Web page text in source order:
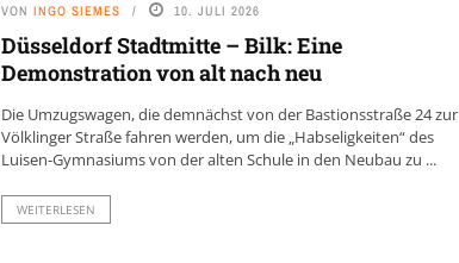
VON INGO SIEMES 10. JULI 2026
Düsseldorf Stadtmitte – Bilk: Eine
Demonstration von alt nach neu
Die Umzugswagen, die demnächst von der Bastionsstraße 24 zur
Völklinger Straße fahren werden, um die „Habseligkeiten“ des
Luisen-Gymnasiums von der alten Schule in den Neubau zu ...
WEITERLESEN